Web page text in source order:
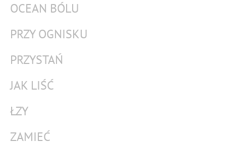
OCEAN BÓLU
PRZY OGNISKU
PRZYSTAŃ
JAK LIŚĆ
ŁZY
ZAMIEĆ